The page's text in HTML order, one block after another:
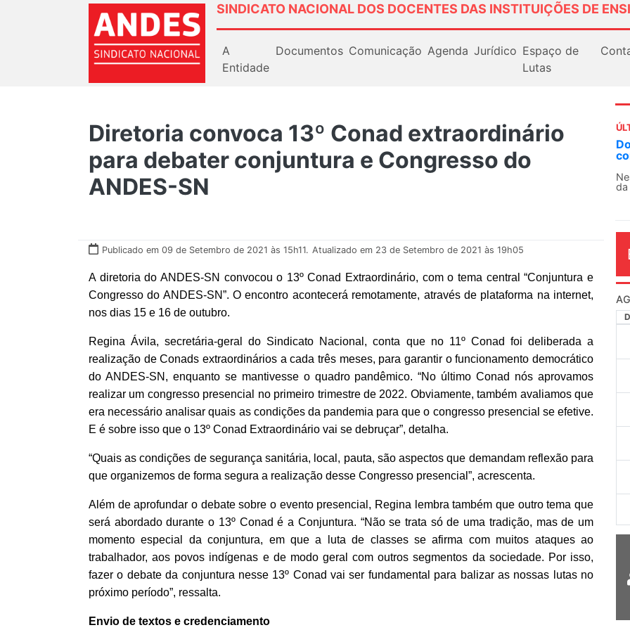
SINDICATO NACIONAL DOS DOCENTES DAS INSTITUIÇÕES DE
A
Entidade
Documentos Comunicação Agenda Jurídico Espaço de
Lutas
Diretoria convoca 13º Conad extraordinário
para debater conjuntura e Congresso do
ANDES-SN
Publicado em 09 de Setembro de 2021 às 15h11. Atualizado em 23 de Setembro de 2021 às 19h05
A diretoria do ANDES-SN convocou o 13º Conad Extraordinário, com o tema central “Conjuntura e
Congresso do ANDES-SN”. O encontro acontecerá remotamente, através de plataforma na internet,
nos dias 15 e 16 de outubro.
Regina Ávila, secretária-geral do Sindicato Nacional, conta que no 11º Conad foi deliberada a
realização de Conads extraordinários a cada três meses, para garantir o funcionamento democrático
do ANDES-SN, enquanto se mantivesse o quadro pandêmico. “No último Conad nós aprovamos
realizar um congresso presencial no primeiro trimestre de 2022. Obviamente, também avaliamos que
era necessário analisar quais as condições da pandemia para que o congresso presencial se efetive.
E é sobre isso que o 13º Conad Extraordinário vai se debruçar”, detalha.
“Quais as condições de segurança sanitária, local, pauta, são aspectos que demandam reflexão para
que organizemos de forma segura a realização desse Congresso presencial”, acrescenta.
Além de aprofundar o debate sobre o evento presencial, Regina lembra também que outro tema que
será abordado durante o 13º Conad é a Conjuntura. “Não se trata só de uma tradição, mas de um
momento especial da conjuntura, em que a luta de classes se afirma com muitos ataques ao
trabalhador, aos povos indígenas e de modo geral com outros segmentos da sociedade. Por isso,
fazer o debate da conjuntura nesse 13º Conad vai ser fundamental para balizar as nossas lutas no
próximo período”, ressalta.
Envio de textos e credenciamento
Docentes paralisam novamente
contra as políticas de Milei na
Nessa segunda-feira (3), sindicatos
da educação superior e básica da